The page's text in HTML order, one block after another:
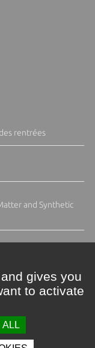
rentrées
and Synthetic
gives you
to activate
ALL